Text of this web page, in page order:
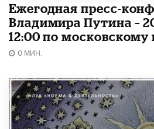
Ежегодная пресс-
Владимира Путина –
12:00 по московскому
0 МИН.